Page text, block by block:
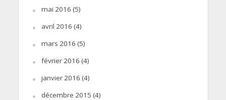
mai 2016 (5)
avril 2016 (4)
mars 2016 (5)
février 2016 (4)
janvier 2016 (4)
décembre 2015 (4)